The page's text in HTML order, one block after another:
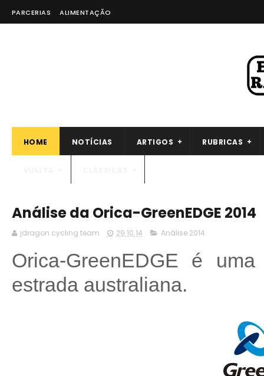
PARCERIAS ALIMENTAÇÃO
HOME NOTÍCIAS ARTIGOS RUBRICAS
Análise da Orica-GreenEDGE 2014
jdragon cycling team 29.10.14 Análise 2014
Orica-GreenEDGE é
estrada australiana.